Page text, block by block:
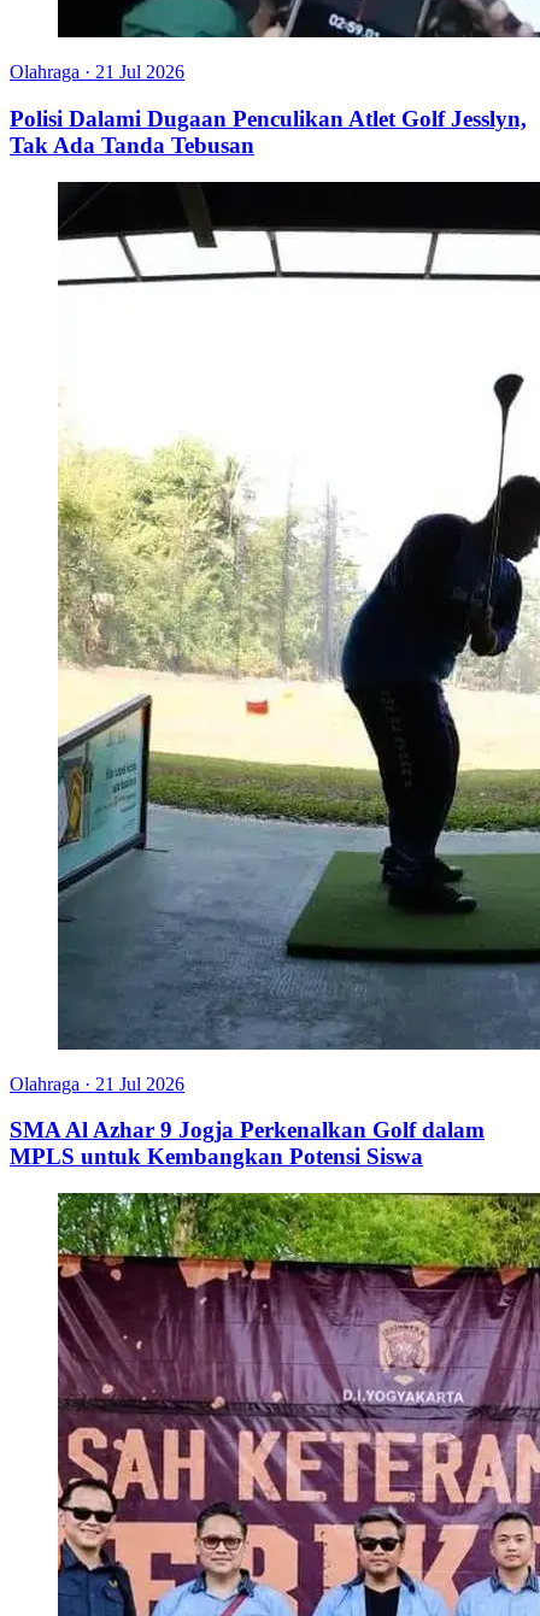
Olahraga · 21 Jul 2026
Polisi Dalami Dugaan Penculikan Atlet Golf Jesslyn,
Tak Ada Tanda Tebusan
Olahraga · 21 Jul 2026
SMA Al Azhar 9 Jogja Perkenalkan Golf dalam
MPLS untuk Kembangkan Potensi Siswa